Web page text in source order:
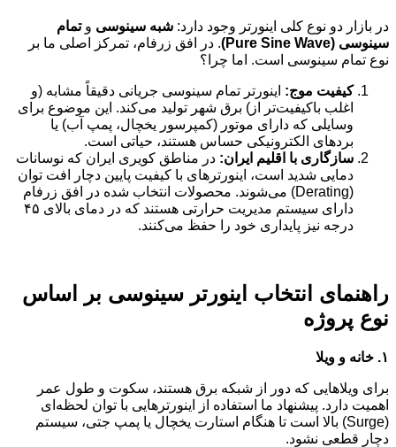
در بازار دو نوع کلی اینورتر وجود دارد: شبه سینوسی وتمام
سینوسی (Pure Sine Wave)
. در افق زرفام، تمرکز اصلی ما بر
نوع تمام سینوسی است. اما چرا؟
کیفیت موج: اینورتر تمام سینوسی جریانی دقیقاً مشابه (و
اغلب باکیفیت‌تر از) برق شهر تولید می‌کند. این موضوع برای
وسایلی که دارای موتور (کمپرسور یخچال، پمپ آب) یا
بردهای الکترونیکی حساس هستند، حیاتی است.
سازگاری با اقلیم ایران: در مناطق کویری ایران که نوسانات
دمایی شدید است، اینورترهای با کیفیت پایین دچار افت توان
(Derating) می‌شوند. محصولات انتخاب شده در افق زرفام
دارای سیستم مدیریت حرارتی هستند که در دمای بالای ۴۵
درجه نیز پایداری خود را حفظ می‌کنند.
راهنمای انتخاب اینورتر سینوسی بر اساس
نوع پروژه
۱. خانه و ویلا
برای ویلاهایی که دور از شبکه برق هستند، سکوت و طول عمر
اهمیت دارد. پیشنهاد ما استفاده از اینورترهایی با توان لحظه‌ای
(Surge) بالا است تا هنگام استارت یخچال یا پمپ جتی، سیستم
دچار قطعی نشود.